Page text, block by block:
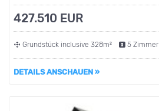
427.510 EUR
Grundstück inclusive 328m² 5 Zimmer
DETAILS ANSCHAUEN »